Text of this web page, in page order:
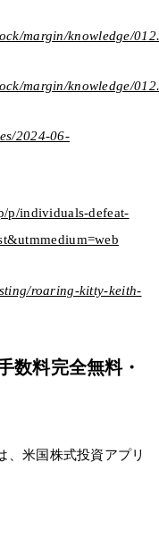
margin/knowledge/
margin/knowledge/
2024-06-
p/individuals-defeat-
medium=web
roaring-kitty-keith-
数料完全無料・
、米国株式投資アプリ